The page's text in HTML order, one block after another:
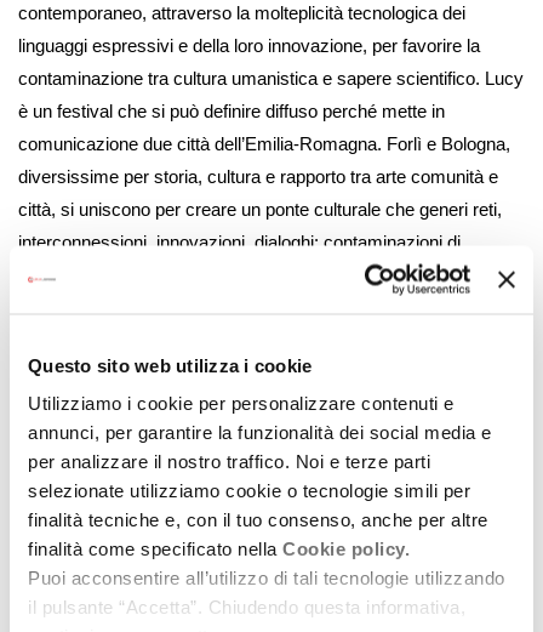
Questo sito web utilizza i cookie
Utilizziamo i cookie per personalizzare contenuti e
annunci, per garantire la funzionalità dei social media e
per analizzare il nostro traffico. Noi e terze parti
selezionate utilizziamo cookie o tecnologie simili per
finalità tecniche e, con il tuo consenso, anche per altre
finalità come specificato nella Cookie policy.
Puoi acconsentire all’utilizzo di tali tecnologie utilizzando
il pulsante “Accetta”. Chiudendo questa informativa,
contemporaneo, attraverso la molteplicità tecnologica dei
linguaggi espressivi e della loro innovazione, per favorire la
contaminazione tra cultura umanistica e sapere scientifico. Lucy
è un festival che si può definire diffuso perché mette in
comunicazione due città dell’Emilia-Romagna. Forlì e Bologna,
diversissime per storia, cultura e rapporto tra arte comunità e
città, si uniscono per creare un ponte culturale che generi reti,
interconnessioni, innovazioni, dialoghi: contaminazioni di
pensiero, pubblico, artisti, scienziati, e idee.
essere. L’obiettivo del festival è proprio quello di tracciare
un’indagine sulla storia della psicologia umana dall’alba
dell’umanità attraverso performance sonore, experience,
spettacoli di teatro e danza ad alto impatto immersivo, incursioni
nell’arte visiva, conferenze e workshop che mischieranno ricordi
arcaici, passato storico e futuro mitico, attraverso il propagarsi
dell’uso della tecnologia, per indagare l’impatto che l’essere